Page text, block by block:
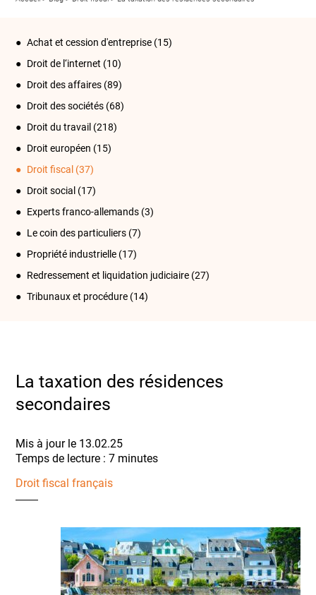
Achat et cession d'entreprise (15)
Droit de l‘internet (10)
Droit des affaires (89)
Droit des sociétés (68)
Droit du travail (218)
Droit européen (15)
Droit fiscal (37)
Droit social (17)
Experts franco-allemands (3)
Le coin des particuliers (7)
Propriété industrielle (17)
Redressement et liquidation judiciaire (27)
Tribunaux et procédure (14)
La taxation des résidences
secondaires
Mis à jour le 13.02.25
Droit fiscal français